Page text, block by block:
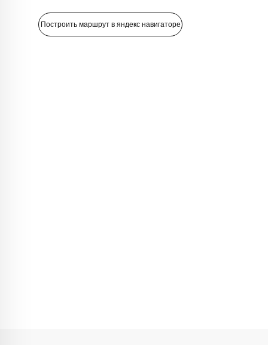
Построить маршрут в яндекс навигаторе